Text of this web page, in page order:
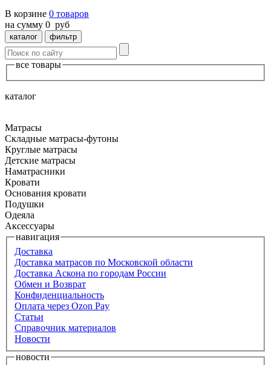
В корзине 0 товаров
на сумму 0 руб
каталог фильтр
все товары
каталог
Матрасы
Складные матрасы-футоны
Круглые матрасы
Детские матрасы
Наматрасники
Кровати
Основания кровати
Подушки
Одеяла
Аксессуары
навигация
Доставка
Доставка матрасов по Московской области
Доставка Аскона по городам России
Обмен и Возврат
Конфиденциальность
Оплата через Ozon Pay
Статьи
Справочник материалов
Новости
новости